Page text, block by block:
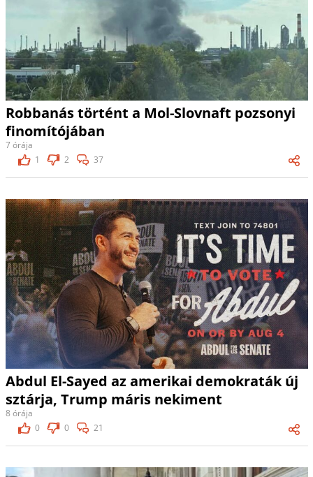
Robbanás történt a Mol-Slovnaft pozsonyi
finomítójában
7 órája
1
2 37
Abdul El-Sayed az amerikai demokraták új
sztárja, Trump máris nekiment
8 órája
0
0 21